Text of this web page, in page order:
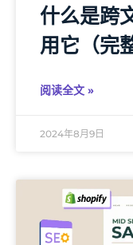
什么是跨
用它（完
阅读全文 »
2024年8月9日